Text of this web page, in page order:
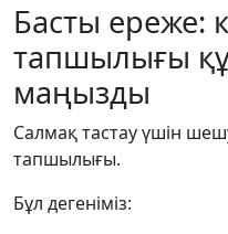
Басты ереже:
тапшылығы
маңызды
Салмақ тастау үшін
тапшылығы.
Бұл дегеніміз: